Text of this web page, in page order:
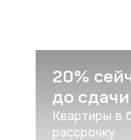
20%
до
Квартиры в
рассрочку